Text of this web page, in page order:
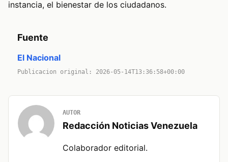
instancia, el bienestar de los ciudadanos.
Fuente
El Nacional
Publicacion original: 2026-05-14T13:36:58+00:00
AUTOR
Redacción Noticias Venezuela
Colaborador editorial.